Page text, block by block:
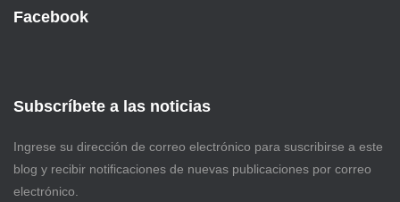
Facebook
Subscríbete a las noticias
Ingrese su dirección de correo electrónico para suscribirse a este
blog y recibir notificaciones de nuevas publicaciones por correo
electrónico.